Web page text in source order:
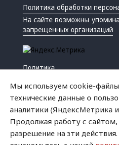
Политика обработки
На сайте возможны
запрещенных организаций
Политика
Криминал
Мы используем cookie-
технические данные о
аналитики (ЯндексМетрика
Продолжая работу с
разрешение на эти